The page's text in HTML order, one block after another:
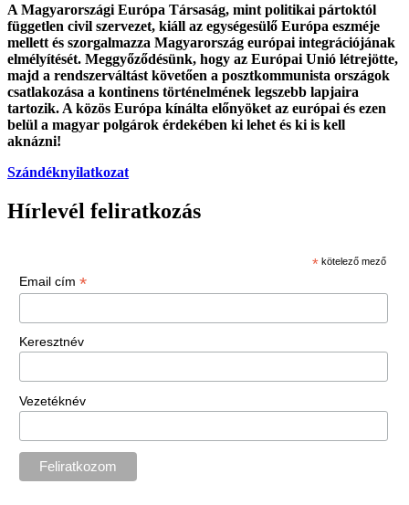
A Magyarországi Európa Társaság, mint politikai pártoktól
független civil szervezet, kiáll az egységesülő Európa eszméje
mellett és szorgalmazza Magyarország európai integrációjának
elmélyítését. Meggyőződésünk, hogy az Európai Unió létrejötte,
majd a rendszerváltást követően a posztkommunista országok
csatlakozása a kontinens történelmének legszebb lapjaira
tartozik. A közös Európa kínálta előnyöket az európai és ezen
belül a magyar polgárok érdekében ki lehet és ki is kell
aknázni!
Szándéknyilatkozat
Hírlevél feliratkozás
* kötelező mező
Email cím *
Keresztnév
Vezetéknév